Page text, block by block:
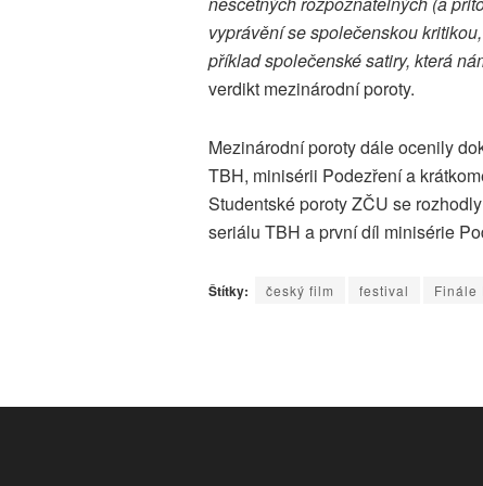
vyprávění se společenskou
příklad společenské satiry, která
verdikt mezinárodní poroty.
Mezinárodní poroty dále ocenily
TBH, minisérii Podezření a
Studentské poroty ZČU se
seriálu TBH a první díl minisérie
Štítky: český film festival Finále